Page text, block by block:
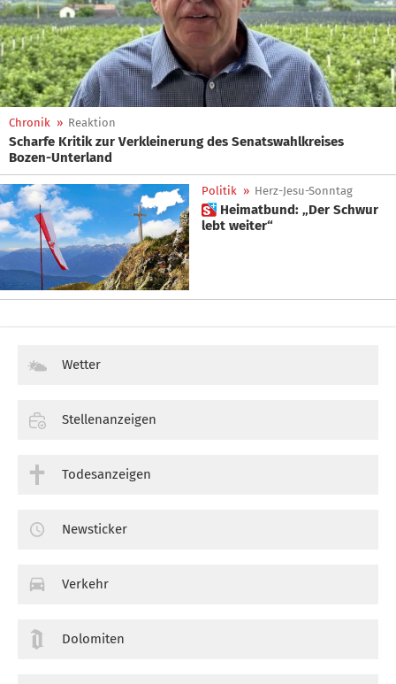
Chronik » Reaktion
Scharfe Kritik zur Verkleinerung des Senatswahlkreises
Bozen-Unterland
Politik » Herz-Jesu-Sonntag
 Heimatbund: „Der Schwur
lebt weiter“
Wetter
Stellenanzeigen
Todesanzeigen
Newsticker
Verkehr
Dolomiten